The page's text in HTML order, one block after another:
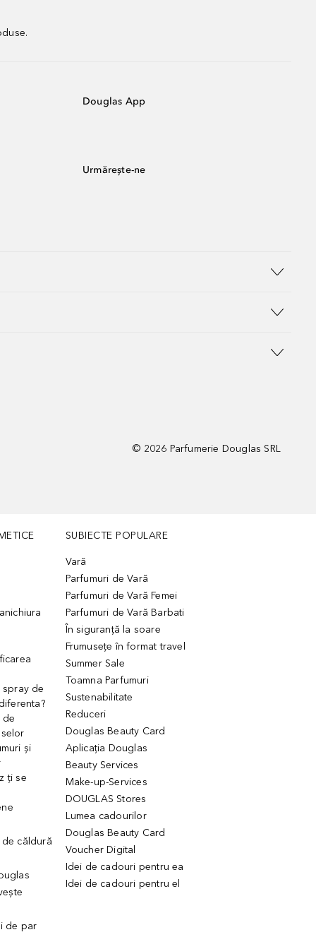
Douglas App
Urmărește-ne
© 2026 Parfumerie Douglas SRL
spray de
de
și
ți se
căldură
de par
SUBIECTE POPULARE
Vară
Parfumuri de Vară
Parfumuri de Vară Femei
Parfumuri de Vară Barbati
În siguranță la soare
Frumusețe în format travel
Summer Sale
Toamna Parfumuri
Sustenabilitate
Reduceri
Douglas Beauty Card
Aplicația Douglas
Beauty Services
Make-up-Services
DOUGLAS Stores
Lumea cadourilor
Douglas Beauty Card
Voucher Digital
Idei de cadouri pentru ea
Idei de cadouri pentru el